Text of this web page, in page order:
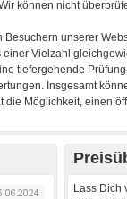
Lass Dich